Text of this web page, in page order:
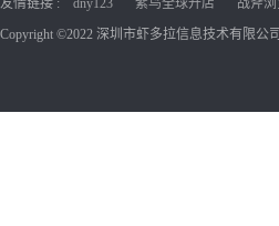
友情链接 : dny123 紫鸟全球开店 战斧
Copyright ©2022 深圳市虾多拉信息技术有限公司